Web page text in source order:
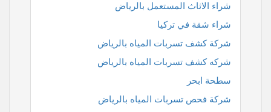
شراء الاثاث المستعمل بالرياض
شراء شقة في تركيا
شركة كشف تسربات المياه بالرياض
شركه كشف تسربات المياه بالرياض
سطحة ابحر
شركة فحص تسربات المياه بالرياض